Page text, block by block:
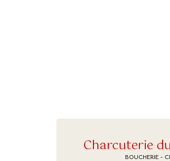
Charcuterie
BOUCHERIE -